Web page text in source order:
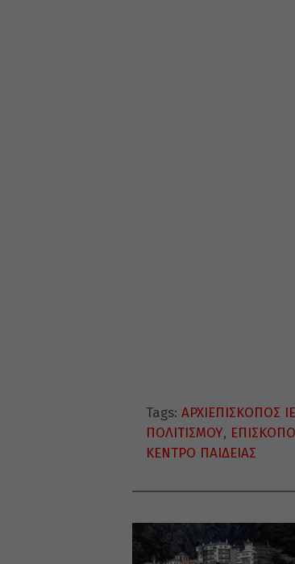
Tags: ΑΡΧΙΕΠΙΣΚΟΠΟΣ
ΠΟΛΙΤΙΣΜΟΥ,
ΚΕΝΤΡΟ ΠΑΙΔΕΙΑΣ